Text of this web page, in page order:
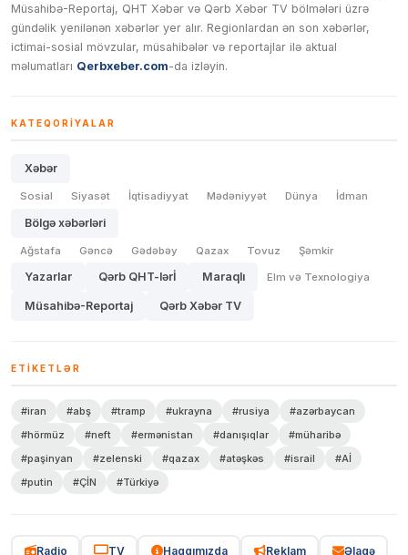
Müsahibə-Reportaj, QHT Xəbər və Qərb Xəbər TV bölmələri üzrə
gündəlik yenilənən xəbərlər yer alır. Regionlardan ən son xəbərlər,
ictimai-sosial mövzular, müsahibələr və reportajlar ilə aktual
məlumatları Qerbxeber.com-da izləyin.
KATEQORIYALAR
Xəbər
Sosial Siyasət İqtisadiyyat Mədəniyyət Dünya İdman
Bölgə xəbərləri
Ağstafa Gəncə Gədəbəy Qazax Tovuz Şəmkir
Yazarlar Qərb QHT-lərİ Maraqlı Elm və Texnologiya
Müsahibə-Reportaj Qərb Xəbər TV
ETIKETLƏR
#iran #abş #tramp #ukrayna #rusiya
#azərbaycan
#hörmüz
#neft #ermənistan #danışıqlar
#müharibə
#paşinyan
#zelenski #qazax #atəşkəs #israil
#Aİ
#putin
#ÇİN #Türkiyə
Radio TV Haqqımızda Reklam Əlaqə